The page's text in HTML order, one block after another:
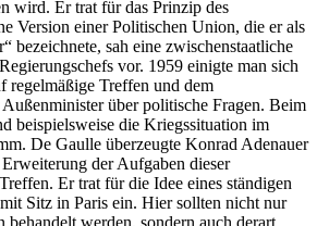
wird. Er trat für das Prinzip des
Version einer Politischen Union, die er als
bezeichnete, sah eine zwischenstaatliche
vor. 1959 einigte man sich
regelmäßige Treffen und dem
über politische Fragen. Beim
beispielsweise die Kriegssituation im
De Gaulle überzeugte Konrad Adenauer
der Aufgaben dieser
Er trat für die Idee eines ständigen
Sitz in Paris ein. Hier sollten nicht nur